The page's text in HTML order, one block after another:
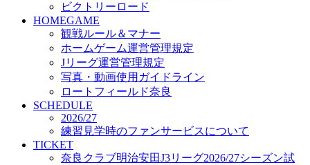
2026/27ファンコミュニティ
サポートショップ
GOODS
オフィシャルストア（実店舗）
オンラインストア
ACADEMY
アカデミーについて
プロジェクト
コーチ&スタッフ
ジュニア
ジュニアユース
ユース
ビクトリーロード
HOMEGAME
観戦ルール＆マナー
ホームゲーム運営管理規定
Jリーグ運営管理規定
写真・動画使用ガイドライン
ロートフィールド奈良
SCHEDULE
2026/27
練習見学時のファンサービスについて
TICKET
奈良クラブ明治安田J3リーグ2026/27シーズン試